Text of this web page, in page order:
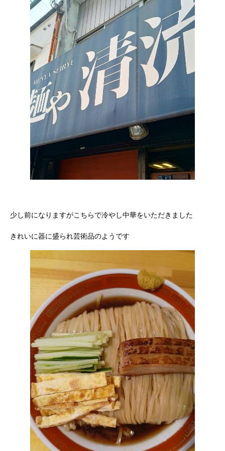
少し前になりますがこちらで冷やし中華をいただきました
きれいに器に盛られ芸術品のようです